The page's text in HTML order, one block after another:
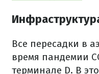
Все пересадки в
время пандемии
терминале D. В